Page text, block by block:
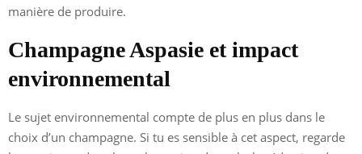
manière de produire.
Champagne Aspasie et impact
environnemental
Le sujet environnemental compte de plus en plus dans le
choix d’un champagne. Si tu es sensible à cet aspect, regarde